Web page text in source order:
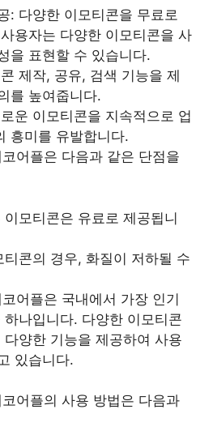
: 다양한 이모티콘을 무료로
용자는 다양한 이모티콘을 사
을 표현할 수 있습니다.
제작, 공유, 검색 기능을 제
를 높여줍니다.
운 이모티콘을 지속적으로 업
흥미를 유발합니다.
어플은 다음과 같은 단점을
모티콘은 유료로 제공됩니
콘의 경우, 화질이 저하될 수
어플은 국내에서 가장 인기
나입니다. 다양한 이모티콘
양한 기능을 제공하여 사용
있습니다.
어플의 사용 방법은 다음과